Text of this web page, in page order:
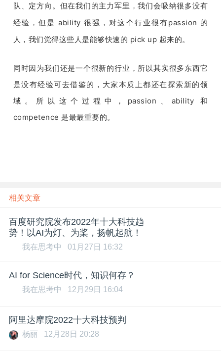
队、定方向。但在我们的主力军里，我们会吸纳很多没有
经验，但是 ability 很强，对这个行业很有passion 的
人，我们觉得这些人是能够快速的 pick up 起来的。
同时因为我们还是一个很新的行业，所以其实很多东西它
是没有经验可去借鉴的，大家本质上都还在探索新的领
域。所以这个过程中， passion 、 ability 和
competence 是最最重要的。
相关文章
百度研究院发布2022年十大科技趋
势！以AI为灯、为桨，扬帆起航！
我在思考中 01月27日 16:32
AI for Science时代，知识何存？
我在思考中 12月29日 16:04
阿里达摩院2022十大科技预判
杨丽 12月28日 20:28